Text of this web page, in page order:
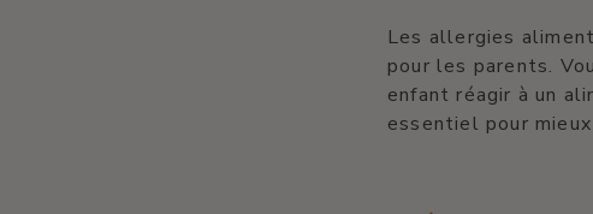
Les allergies
pour les parents.
enfant réagir à un
essentiel pour